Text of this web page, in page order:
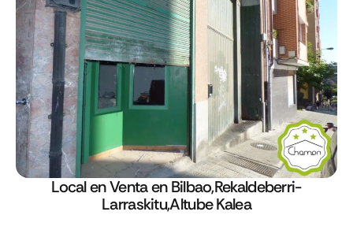
Local en Venta en Bilbao,Rekaldeberri-
Larraskitu,Altube Kalea